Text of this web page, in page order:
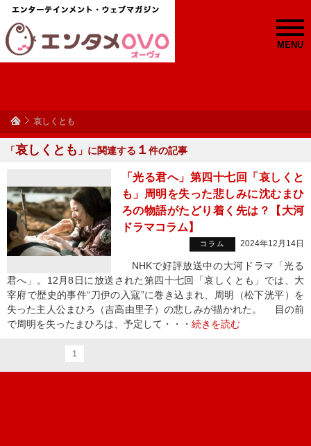
MENU
哀しくとも
「哀しくとも 」に関連する １ 件の記事
「光る君へ」第四十七回「哀しくと
も」周明を失った悲しみに沈むまひ
ろの物語がたどり着く先は？【大河
ドラマコラム】
コラム 2024年12月14日
NHKで好評放送中の大河ドラマ「光る
君へ」。12月8日に放送された第四十七回「哀しくとも」では、大
宰府で歴史的事件“刀伊の入寇”に巻き込まれ、周明（松下洸平）を
失った主人公まひろ（吉高由里子）の悲しみが描かれた。 目の前
で周明を失ったまひろは、予定して・・・ 続きを読む
1